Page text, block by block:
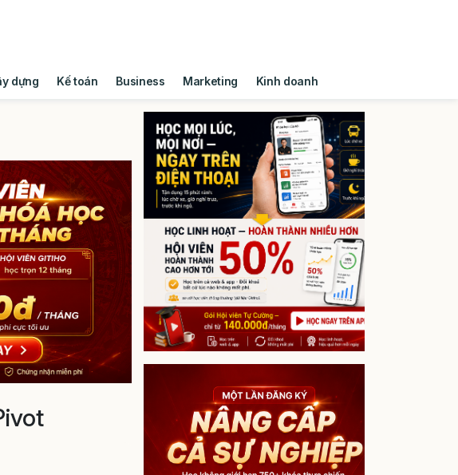
dựng Kế toán Business Marketing Kinh doanh